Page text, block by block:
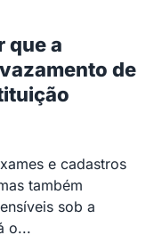
que a
de
e cadastros
também
sob a
o...